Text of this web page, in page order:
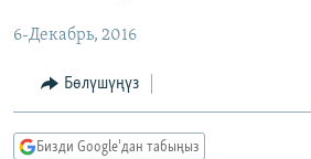
ЭКОНОМИКА
МАДАНИЯТ
БОРБОР АЗИЯ
АТАЙЫН ИЛИКТӨӨ
ТВ ПРОГРАММАЛАР
6-Декабрь, 2016
Бөлүшүңүз
Бизди Google'дан табыңыз